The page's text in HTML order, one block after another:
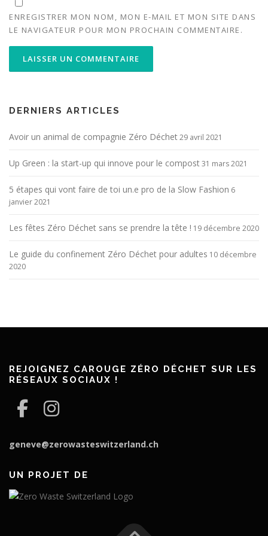
ENREGISTRER MON NOM, MON E-MAIL ET MON SITE DANS
LE NAVIGATEUR POUR MON PROCHAIN COMMENTAIRE.
DERNIERS ARTICLES
Avoir un animal de compagnie Zéro Déchet29 avril 2021
Up Green : la start-up qui innove pour le compost31 mars 2021
5 étapes qui vont faire de toi un.e pro de la Slow Fashion 6
janvier 2021
Les fêtes Zéro Déchet sans se prendre la tête ! 19 décembre 2020
Le guide du confinement Zéro Déchet pour adultes 10 décembre
2020
REJOIGNEZ CAROUGE ZÉRO DÉCHET SUR LES
RÉSEAUX SOCIAUX !
geneve@zerowasteswitzerland.ch
UN PROJET DE